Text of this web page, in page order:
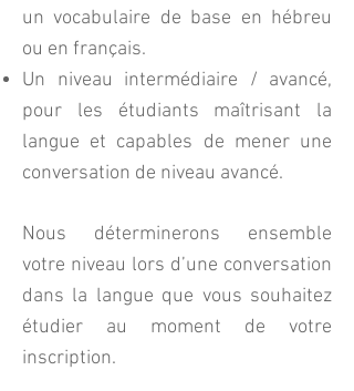
un vocabulaire de base en hébreu
ou en français.
Un niveau intermédiaire / avancé,
pour les étudiants maîtrisant la
langue et capables de mener une
conversation de niveau avancé.
Nous déterminerons ensemble
votre niveau lors d’une conversation
dans la langue que vous souhaitez
étudier au moment de votre
inscription.